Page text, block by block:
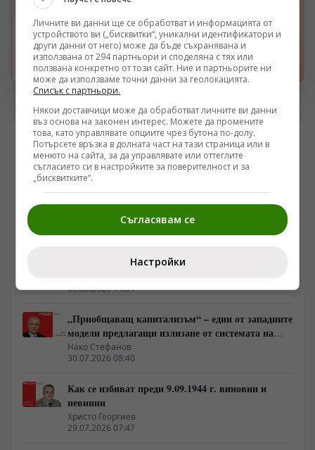
Получавайте повече наши новини във вашия
Google поток.
Отвори
Авторски статии
Защо днешните леви се страхуват от Маркс и
марксизма?
Панко Анчев
06.08.2026 07:38
концентрация на европейските доходи в ръцете
05.08.2026 11:51
„Приобщаващ капитализъм“ – един от западните
модели предлагащи излизане от системата на
неолиберализма
Нако Стефанов
30.07.2026 08:40
Как се избиват преди 9.09.1944 г. виновни и
невинни
Христо Георгиев
29.07.2026 07:47
Личните ви данни ще се обработват и информацията от
устройството ви („бисквитки“, уникални идентификатори и
други данни от него) може да бъде съхранявана и
използвана от 294 партньори и споделяна с тях или
ползвана конкретно от този сайт. Ние и партньорите ни
може да използваме точни данни за геолокацията.
Списък с партньори.
Някои доставчици може да обработват личните ви данни
въз основа на законен интерес. Можете да промените
това, като управлявате опциите чрез бутона по-долу.
Потърсете връзка в долната част на тази страница или в
менюто на сайта, за да управлявате или оттеглите
съгласието си в настройките за поверителност и за
„бисквитките“.
Съгласявам се
Настройки